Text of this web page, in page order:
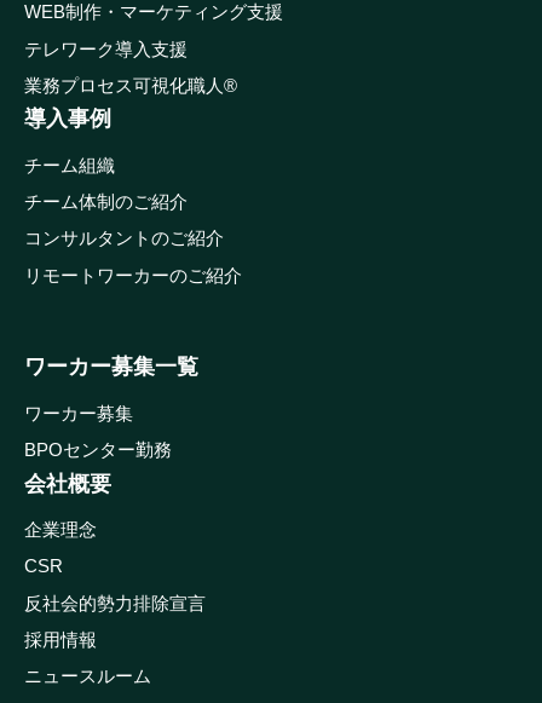
WEB制作・マーケティング支援
テレワーク導入支援
業務プロセス可視化職人®
導入事例
チーム組織
チーム体制のご紹介
コンサルタントのご紹介
リモートワーカーのご紹介
ワーカー募集一覧
ワーカー募集
BPOセンター勤務
会社概要
企業理念
CSR
反社会的勢力排除宣言
採用情報
ニュースルーム